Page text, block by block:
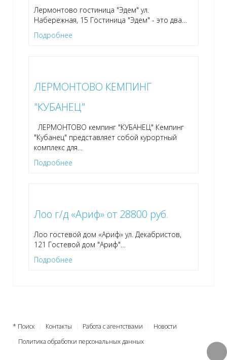
Лермонтово гостиница "Эдем" ул.
Набережная, 15 Гостиница "Эдем" - это два…
Подробнее
ЛЕРМОНТОВО КЕМПИНГ
"КУБАНЕЦ"
ЛЕРМОНТОВО кемпинг "КУБАНЕЦ" Кемпинг
"Кубанец" представляет собой курортный
комплекс для…
Подробнее
Лоо г/д «Ариф» от 28800 руб.
Лоо гостевой дом «Ариф» ул. Декабристов,
121 Гостевой дом "Ариф"…
Подробнее
* Поиск Контакты Работа с агентствами
Новости
Политика обработки персональных данных